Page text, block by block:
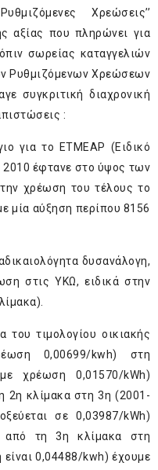
Χρεώσεις’’
αξίας που πληρώνει για
σωρείας καταγγελιών
Ρυθμιζόμενων Χρεώσεων
συγκριτική διαχρονική
:
για το ΕΤΜΕΑΡ (Ειδικό
2010 έφτανε στο ύψος των
χρέωση του τέλους το
μία αύξηση περίπου 8156
δυσανάλογη,
στις ΥΚΩ, ειδικά στην
του τιμολογίου οικιακής
0,00699/kwh) στη
χρέωση 0,01570/kWh)
2η κλίμακα στη 3η (2001-
σε 0,03987/kWh)
από τη 3η κλίμακα στη
0,04488/kwh) έχουμε